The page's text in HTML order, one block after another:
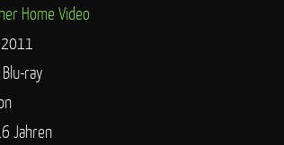
Home Video
Blu-ray
Jahren